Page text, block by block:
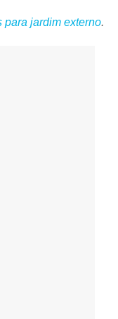
para jardim externo.